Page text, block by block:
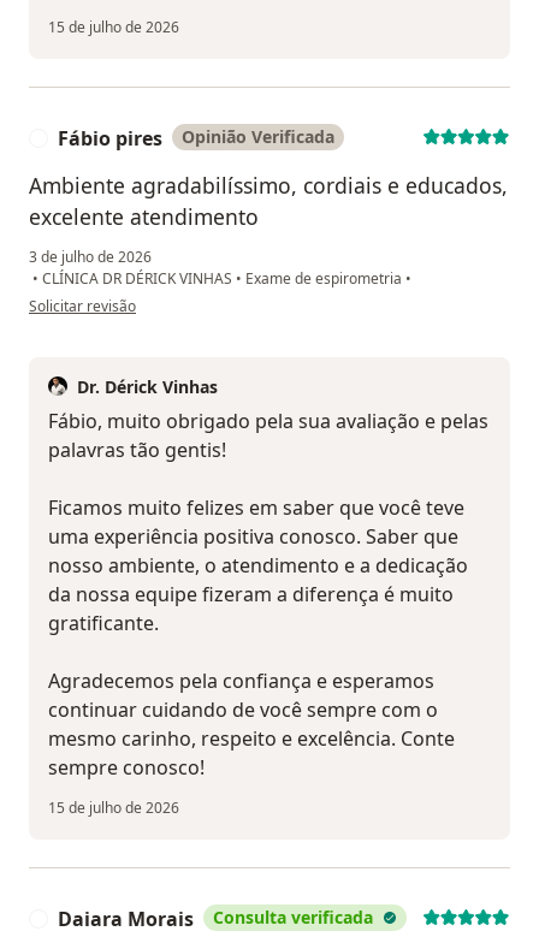
15 de julho de 2026
Fábio pires Opinião Verificada
Ambiente agradabilíssimo, cordiais e educados,
excelente atendimento
3 de julho de 2026
• CLÍNICA DR DÉRICK VINHAS • Exame de espirometria •
na opinião do utilizador Fábio pires
Solicitar revisão
Dr. Dérick Vinhas
Fábio, muito obrigado pela sua avaliação e pelas
palavras tão gentis!
Ficamos muito felizes em saber que você teve
uma experiência positiva conosco. Saber que
nosso ambiente, o atendimento e a dedicação
da nossa equipe fizeram a diferença é muito
gratificante.
Agradecemos pela confiança e esperamos
continuar cuidando de você sempre com o
mesmo carinho, respeito e excelência. Conte
sempre conosco!
15 de julho de 2026
Daiara Morais Consulta verificada